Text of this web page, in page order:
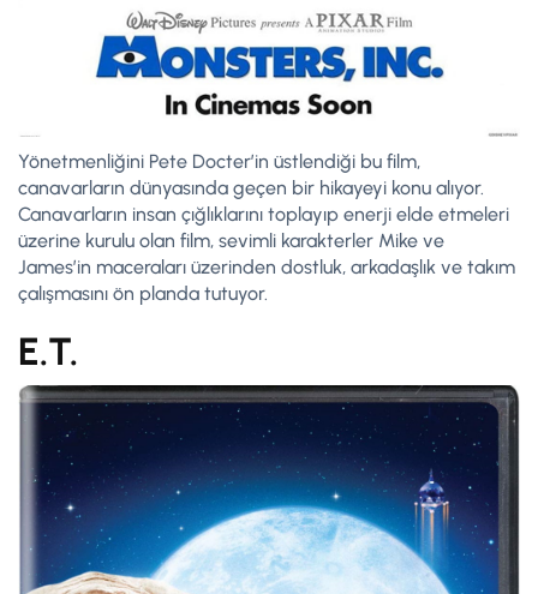
Yönetmenliğini Pete Docter’in üstlendiği bu film,
canavarların dünyasında geçen bir hikayeyi konu alıyor.
Canavarların insan çığlıklarını toplayıp enerji elde etmeleri
üzerine kurulu olan film, sevimli karakterler Mike ve
James’in maceraları üzerinden dostluk, arkadaşlık ve takım
çalışmasını ön planda tutuyor.
E.T.